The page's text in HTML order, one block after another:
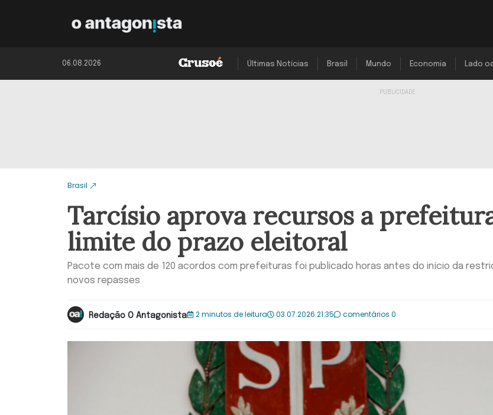
06.08.2026 Últimas Notícias Brasil Mundo Economia Lado
Brasil
Tarcísio aprova recursos a
limite do prazo eleitoral
Pacote com mais de 120 acordos com prefeituras foi publicado horas antes do início da
novos repasses
Redação O Antagonista 2 minutos de leitura 03.07.2026 21:35 comentários 0